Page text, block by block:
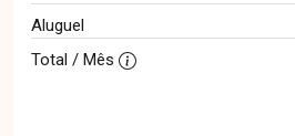
Aluguel
Total / Mês